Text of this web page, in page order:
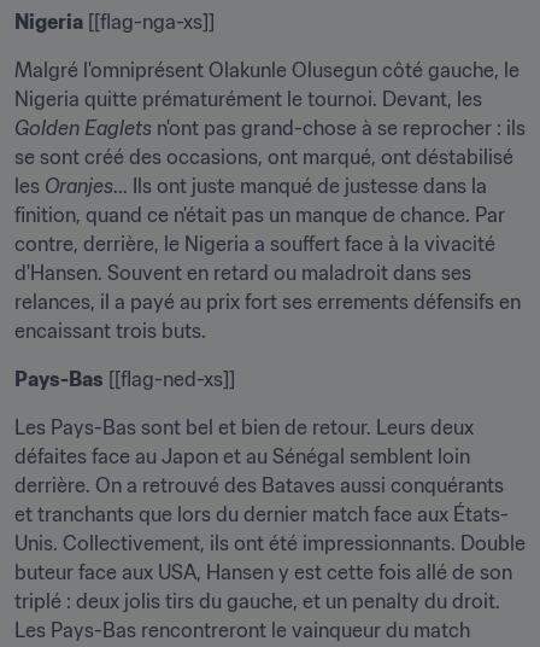
Nigeria [[flag-nga-xs]]
Malgré l'omniprésent Olakunle Olusegun côté gauche, le
Golden Eaglets n'ont pas grand-chose à se reprocher : ils
se sont créé des occasions, ont marqué, ont déstabilisé
les Oranjes... Ils ont juste manqué de justesse dans la
finition, quand ce n'était pas un manque de chance. Par
contre, derrière, le Nigeria a souffert face à la vivacité
d'Hansen. Souvent en retard ou maladroit dans ses
relances, il a payé au prix fort ses errements défensifs en
encaissant trois buts.
Pays-Bas [[flag-ned-xs]]
Les Pays-Bas sont bel et bien de retour. Leurs deux
défaites face au Japon et au Sénégal semblent loin
derrière. On a retrouvé des Bataves aussi conquérants
et tranchants que lors du dernier match face aux États-
Unis. Collectivement, ils ont été impressionnants. Double
buteur face aux USA, Hansen y est cette fois allé de son
triplé : deux jolis tirs du gauche, et un penalty du droit.
Les Pays-Bas rencontreront le vainqueur du match